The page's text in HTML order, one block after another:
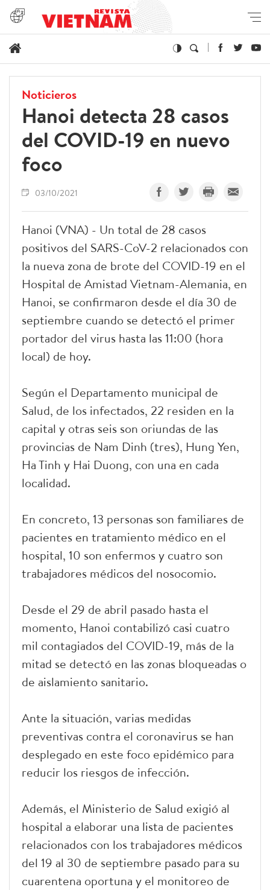
Noticieros
Hanoi detecta 28 casos
del COVID-19 en nuevo
foco
03/10/2021
Hanoi (VNA) - Un total de 28 casos
positivos del SARS-CoV-2 relacionados con
la nueva zona de brote del COVID-19 en el
Hospital de Amistad Vietnam-Alemania, en
Hanoi, se confirmaron desde el día 30 de
septiembre cuando se detectó el primer
portador del virus hasta las 11:00 (hora
local) de hoy.
Según el Departamento municipal de
Salud, de los infectados, 22 residen en la
capital y otras seis son oriundas de las
provincias de Nam Dinh (tres), Hung Yen,
Ha Tinh y Hai Duong, con una en cada
localidad.
En concreto, 13 personas son familiares de
pacientes en tratamiento médico en el
hospital, 10 son enfermos y cuatro son
trabajadores médicos del nosocomio.
Desde el 29 de abril pasado hasta el
momento, Hanoi contabilizó casi cuatro
mil contagiados del COVID-19, más de la
mitad se detectó en las zonas bloqueadas o
de aislamiento sanitario.
Ante la situación, varias medidas
preventivas contra el coronavirus se han
desplegado en este foco epidémico para
reducir los riesgos de infección.
Además, el Ministerio de Salud exigió al
hospital a elaborar una lista de pacientes
relacionados con los trabajadores médicos
del 19 al 30 de septiembre pasado para su
cuarentena oportuna y el monitoreo de